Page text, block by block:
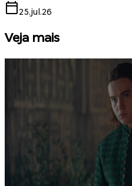
25.jul.26
Veja mais